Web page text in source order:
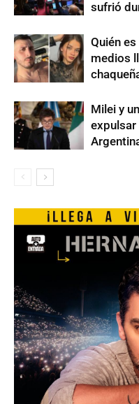
sufrió
Quién
medios
Milei y
expulsar